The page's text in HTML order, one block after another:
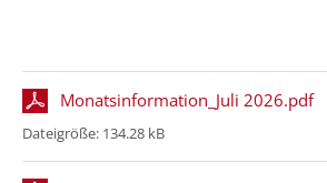
Monatsinformation_Juli 2026.pdf
Dateigröße: 134.28 kB